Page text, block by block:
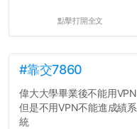
點擊打開全文
#靠交7860
偉大大學畢業後不能用VPN
但是不用VPN不能進成績系
統